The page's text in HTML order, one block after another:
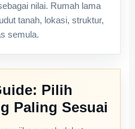
nilai. Rumah lama
tanah, lokasi, struktur,
semula.
Pilih
Paling Sesuai